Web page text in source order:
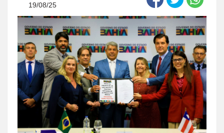
19/08/25